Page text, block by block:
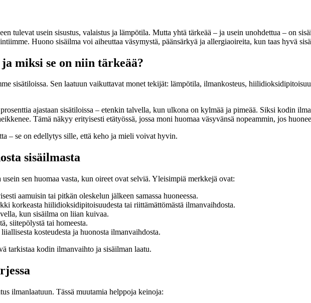
tulevat usein sisustus, valaistus ja lämpötila. Mutta yhtä tärkeää – ja usein unohdettua – on
Huono sisäilma voi aiheuttaa väsymystä, päänsärkyä ja allergiaoireita, kun taas hyvä
miksi se on niin tärkeää?
sisätiloissa. Sen laatuun vaikuttavat monet tekijät: lämpötila, ilmankosteus,
ajastaan sisätiloissa – etenkin talvella, kun ulkona on kylmää ja pimeää. Siksi kodin
Tämä näkyy erityisesti etätyössä, jossa moni huomaa väsyvänsä nopeammin, jos
– se on edellytys sille, että keho ja mieli voivat hyvin.
sisäilmasta
sen huomaa vasta, kun oireet ovat selviä. Yleisimpiä merkkejä ovat:
aamuisin tai pitkän oleskelun jälkeen samassa huoneessa.
korkeasta hiilidioksidipitoisuudesta tai riittämättömästä ilmanvaihdosta.
kun sisäilma on liian kuivaa.
siitepölystä tai homeesta.
kosteudesta ja huonosta ilmanvaihdosta.
tarkistaa kodin ilmanvaihto ja sisäilman laatu.
ilmanlaatuun. Tässä muutamia helppoja keinoja: